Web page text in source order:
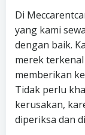
Di
yang kami
dengan baik.
merek
memberikan
Tidak perlu
kerusakan,
diperiksa dan